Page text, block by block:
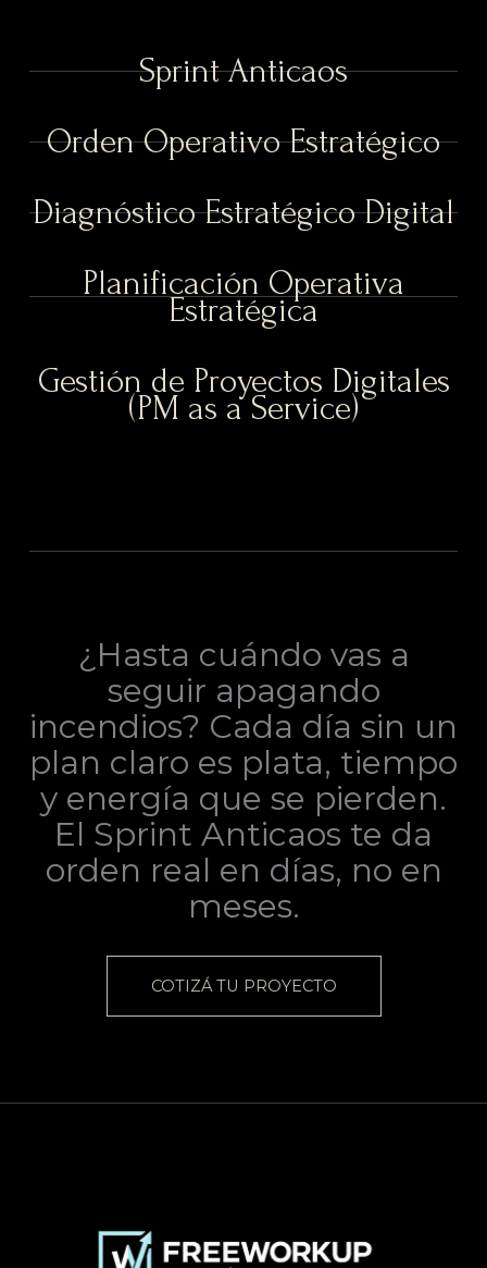
Sprint Anticaos
Orden Operativo Estratégico
Diagnóstico Estratégico Digital
Planificación Operativa
Estratégica
Gestión de Proyectos Digitales
(PM as a Service)
¿Hasta cuándo vas a
seguir apagando
incendios? Cada día sin un
plan claro es plata, tiempo
y energía que se pierden.
El Sprint Anticaos te da
orden real en días, no en
meses.
COTIZÁ TU PROYECTO